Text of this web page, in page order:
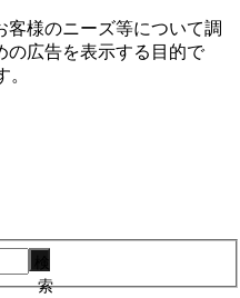
客様のニーズ等について調
の広告を表⽰する⽬的で
索